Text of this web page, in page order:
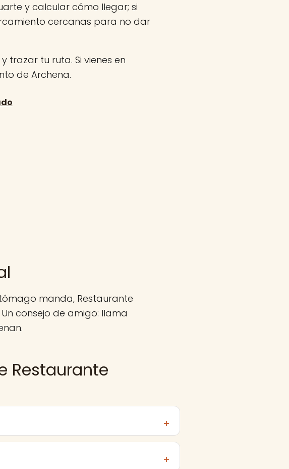
y calcular cómo llegar; si
cercanas para no dar
trazar tu ruta. Si vienes en
de Archena.
manda, Restaurante
consejo de amigo: llama
Restaurante